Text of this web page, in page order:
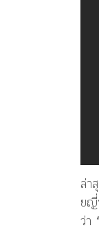
ล่า
ยญี่
ว่า